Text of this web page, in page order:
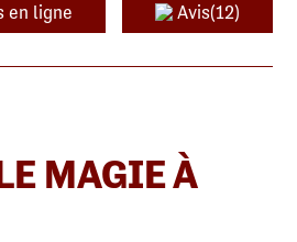
en ligne Avis(12)
MAGIE À